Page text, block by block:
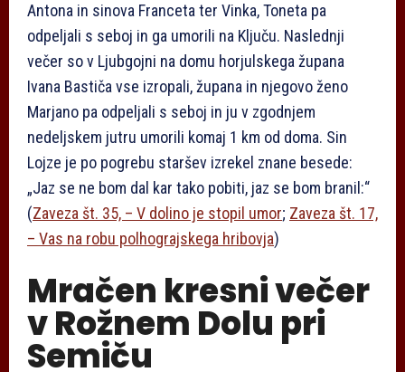
Antona in sinova Franceta ter Vinka, Toneta pa
odpeljali s seboj in ga umorili na Ključu. Naslednji
večer so v Ljubgojni na domu horjulskega župana
Ivana Bastiča vse izropali, župana in njegovo ženo
Marjano pa odpeljali s seboj in ju v zgodnjem
nedeljskem jutru umorili komaj 1 km od doma. Sin
Lojze je po pogrebu staršev izrekel znane besede:
„Jaz se ne bom dal kar tako pobiti, jaz se bom branil:“
(Zaveza št. 35, – V dolino je stopil umor; Zaveza št. 17,
– Vas na robu polhograjskega hribovja)
Mračen kresni večer
v Rožnem Dolu pri
Semiču